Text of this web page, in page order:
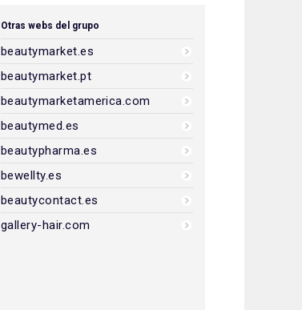
Otras webs del grupo
beautymarket.es
beautymarket.pt
beautymarketamerica.com
beautymed.es
beautypharma.es
bewellty.es
beautycontact.es
gallery-hair.com